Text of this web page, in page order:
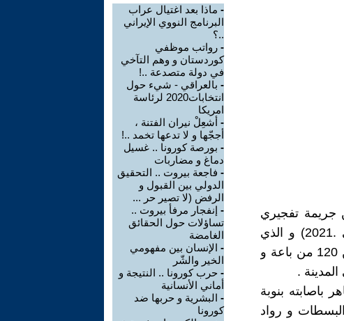
جريمة تفجيري
ساحة الطيران و الباب الشرقي في بغداد ( يوم 21.كانون الثاني .2021) و الذي
تسبب في استشهاد نحو 32 مواطنا بريئا و مظلوما و جرح اكثر من 120 من باعة و
.
باصابته بنوبة
و رواد
- ماذا بعد اغتيال عراب
البرنامج النووي الإيراني
..؟
- رواتب موظفي
كوردستان و وهم التآخي
في دولة متصدعة ..!
- بالعراقي - شيء حول
انتخابات2020 لرئاسة
امريكا
- أشعِلْ نيران الفتنة ،
أججّها و لا تدعها تخمد ..!
- بورصة كورونا .. غسيل
دماغ و مضاربات
- فاجعة بيروت .. التحقيق
الدولي بين القبول و
الرفض (لا تصير حر ...
- إنفجار مرفأ بيروت ..
تساؤلات حول الحقائق
الغامضة
- الإنسان بين مفهومي
الخير والشّر
- حرب كورونا .. النتيجة و
أماني الأنسانية
- البشرية و حربها ضد
كورونا